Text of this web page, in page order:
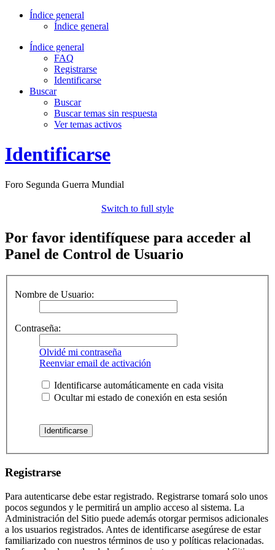
Índice general
Índice general
Índice general
FAQ
Registrarse
Identificarse
Buscar
Buscar
Buscar temas sin respuesta
Ver temas activos
Identificarse
Foro Segunda Guerra Mundial
Switch to full style
Por favor identifíquese para acceder al
Panel de Control de Usuario
Nombre de Usuario:
Contraseña:
Olvidé mi contraseña
Reenviar email de activación
Identificarse automáticamente en cada visita
Ocultar mi estado de conexión en esta sesión
Registrarse
Para autenticarse debe estar registrado. Registrarse tomará solo unos
pocos segundos y le permitirá un amplio acceso al sistema. La
Administración del Sitio puede además otorgar permisos adicionales
a los usuarios registrados. Antes de identificarse asegúrese de estar
familiarizado con nuestros términos de uso y políticas relacionadas.